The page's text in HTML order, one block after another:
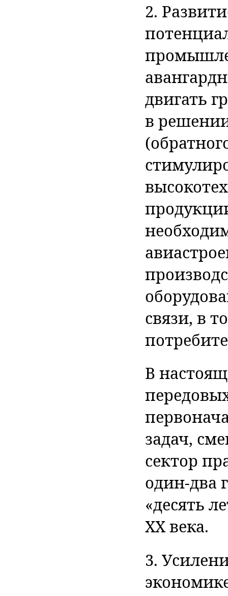
2.
двигать
в
связи, в
В
задач,
сектор
один-два
«десять
XX века.
3.